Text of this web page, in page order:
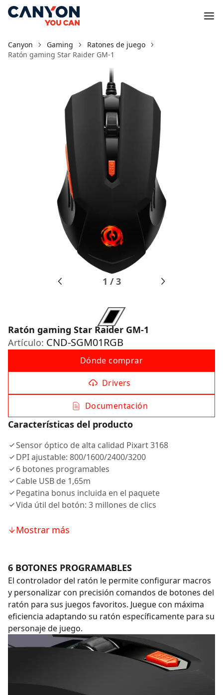
Canyon Gaming
Ratones de juego
Ratón gaming Star Raider GM-1
1 /3
Ratón gaming Star Raider GM-1
Artículo: CND-SGM01RGB
Dónde comprar
Drivers
Documentación
Características del producto
Sensor óptico de alta calidad Pixart 3168
DPI ajustable: 800/1600/2400/3200
6 botones programables
Cable USB de 1,65m
Pegatina bonus incluida en el paquete
Vida útil del botón: 3 millones de clics
Mostrar más
6 BOTONES PROGRAMABLES
El controlador del ratón le permite configurar macros
y personalizar con precisión comandos de botones del
ratón para sus juegos favoritos. Juegue con máxima
eficiencia adaptando su ratón específicamente para su
personaje de juego.